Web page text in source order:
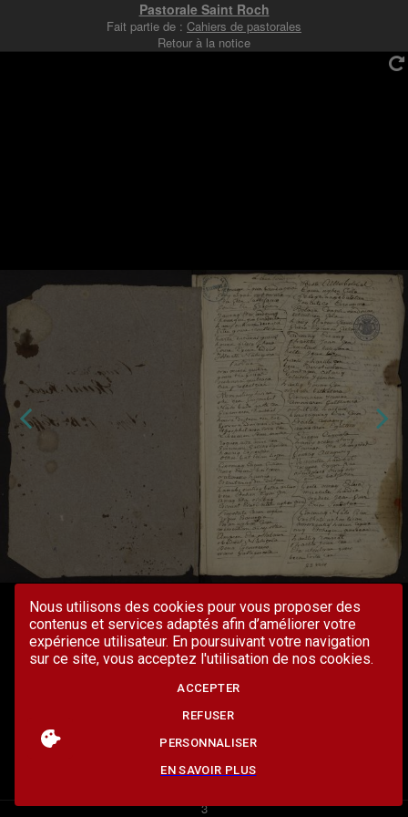
Nous utilisons des cookies pour vous proposer des
contenus et services adaptés afin d’améliorer votre
expérience utilisateur. En poursuivant votre navigation
sur ce site, vous acceptez l'utilisation de nos cookies.
ACCEPTER
REFUSER
PERSONNALISER
EN SAVOIR PLUS